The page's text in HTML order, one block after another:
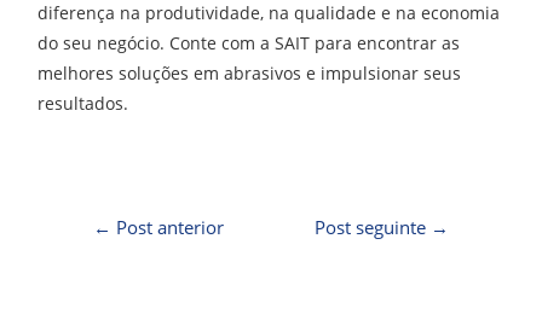
diferença na produtividade, na qualidade e na economia
do seu negócio. Conte com a SAIT para encontrar as
melhores soluções em abrasivos e impulsionar seus
resultados.
← Post anterior Post seguinte →